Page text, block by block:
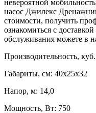
невероятной
насос Джилекс
стоимости, получить
ознакомиться с
обслуживания можете в
Производительность,
Габариты, см: 40x25x32
Напор, м: 14,0
Мощность, Вт: 750